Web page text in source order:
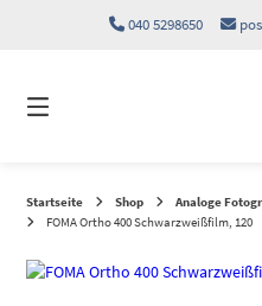
040 5298650
Startseite Shop Analoge
FOMA Ortho 400 Schwarzweißfilm, 120